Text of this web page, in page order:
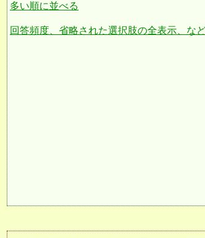
多い順に並べる
回答頻度、省略された選択肢の全表示、な